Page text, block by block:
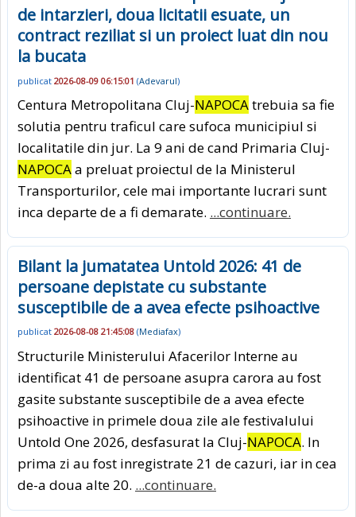
de intarzieri, doua licitatii esuate, un
contract reziliat si un proiect luat din nou
la bucata
publicat 2026-08-09 06:15:01 (Adevarul)
Centura Metropolitana Cluj-NAPOCAtrebuia sa fie
solutia pentru traficul care sufoca municipiul si
localitatile din jur. La 9 ani de cand Primaria Cluj-
NAPOCAa preluat proiectul de la Ministerul
Transporturilor, cele mai importante lucrari sunt
inca departe de a fi demarate. ...continuare.
Bilant la jumatatea Untold 2026: 41 de
persoane depistate cu substante
susceptibile de a avea efecte psihoactive
publicat 2026-08-08 21:45:08 (Mediafax)
Structurile Ministerului Afacerilor Interne au
identificat 41 de persoane asupra carora au fost
gasite substante susceptibile de a avea efecte
psihoactive in primele doua zile ale festivalului
Untold One 2026, desfasurat la Cluj-NAPOCA. In
prima zi au fost inregistrate 21 de cazuri, iar in cea
de-a doua alte 20. ...continuare.